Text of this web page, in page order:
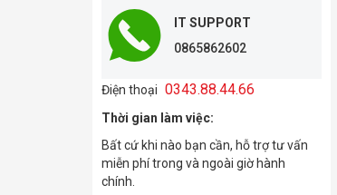
IT SUPPORT
0865862602
Điện thoại 0343.88.44.66
Thời gian làm việc:
Bất cứ khi nào bạn cần, hỗ trợ tư vấn
miễn phí trong và ngoài giờ hành
chính.